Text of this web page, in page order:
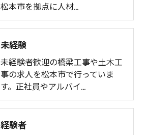
松本市を拠点に人材…
未経験
未経験者歓迎の橋梁工事や土木工
事の求人を松本市で行っていま
す。正社員やアルバイ…
経験者